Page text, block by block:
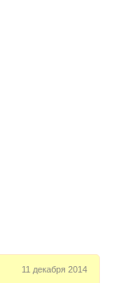
11 декабря 2014